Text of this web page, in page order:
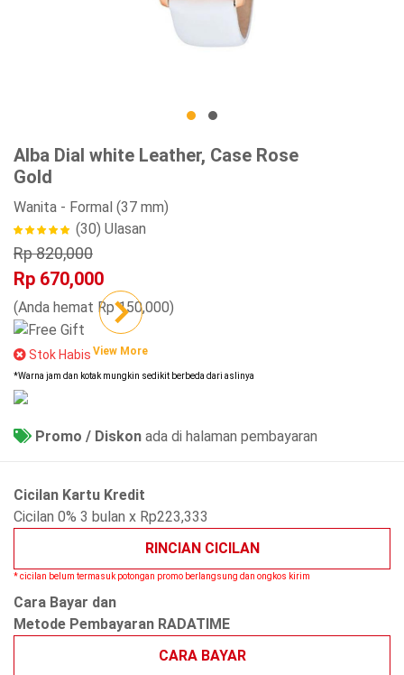
Alba Dial white Leather, Case Rose
Gold
Wanita - Formal (37 mm)
(30) Ulasan
Rp 820,000
Rp 670,000
(Anda hemat Rp 150,000)
Stok Habis
*Warna jam dan kotak mungkin sedikit berbeda dari aslinya
Promo / Diskon ada di halaman pembayaran
Cicilan Kartu Kredit
Cicilan 0% 3 bulan x Rp223,333
RINCIAN CICILAN
* cicilan belum termasuk potongan promo berlangsung dan ongkos kirim
Cara Bayar dan
Metode Pembayaran RADATIME
CARA BAYAR
View More